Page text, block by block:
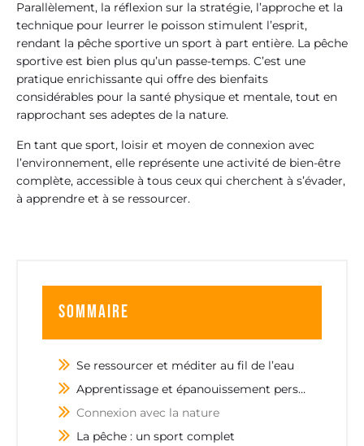
Parallèlement, la réflexion sur la stratégie, l’approche et la
technique pour leurrer le poisson stimulent l’esprit,
rendant la pêche sportive un sport à part entière. La pêche
sportive est bien plus qu’un passe-temps. C’est une
pratique enrichissante qui offre des bienfaits
considérables pour la santé physique et mentale, tout en
rapprochant ses adeptes de la nature.
En tant que sport, loisir et moyen de connexion avec
l’environnement, elle représente une activité de bien-être
complète, accessible à tous ceux qui cherchent à s’évader,
à apprendre et à se ressourcer.
Sommaire
Se ressourcer et méditer au fil de l’eau
Apprentissage et épanouissement personnel
Connexion avec la nature
La pêche : un sport complet